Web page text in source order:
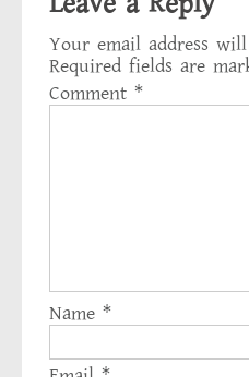
Your email address
Required fields are
Comment *
Name *